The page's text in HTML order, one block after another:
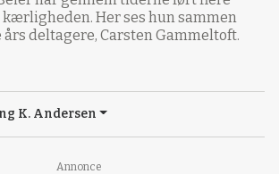
Annonce
Her ses hun sammen
års deltagere, Carsten Gammeltoft.
K. Andersen